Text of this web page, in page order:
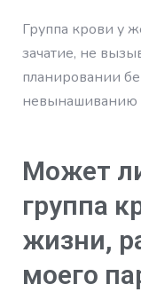
Группа крови у
зачатие, не
планировании
невынашиванию
Может
группа
жизни,
моего